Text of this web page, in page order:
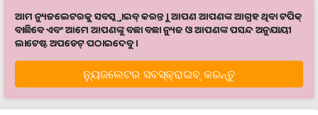
ଆମ ନ୍ୟୁଜଲେଟରକୁ ସବସ୍କ୍ରାଇବ୍ କରନ୍ତୁ । ଆପଣ ଆପଣଙ୍କ ଆଗ୍ରହ ଥିବା ଟପିକ୍‌
ବାଛିବେ ଏବଂ ଆମେ ଆପଣଙ୍କୁ ବଛା ବଛା ନ୍ୟୁଜ ଓ ଆପଣଙ୍କ ପସନ୍ଦ ଅନୁଯାୟୀ
ଲାଟେଷ୍ଟ ଅପଡେଟ୍‌ ପଠାଇଦେବୁ ।
ନ୍ୟୁଜଲେଟର ସବସ୍କ୍ରାଇବ୍‌ କରନ୍ତୁ